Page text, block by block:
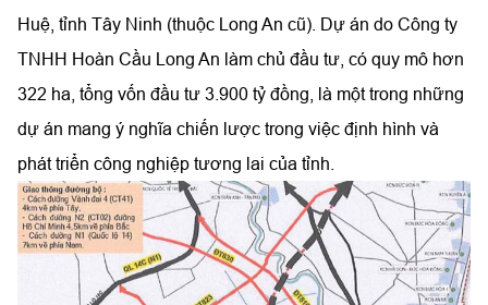
Huệ, tỉnh Tây Ninh (thuộc Long An cũ). Dự án do Công ty
TNHH Hoàn Cầu Long An làm chủ đầu tư, có quy mô hơn
322 ha, tổng vốn đầu tư 3.900 tỷ đồng, là một trong những
dự án mang ý nghĩa chiến lược trong việc định hình và
phát triển công nghiệp tương lai của tỉnh.